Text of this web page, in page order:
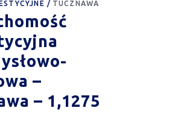
TUCZNAWA
–
– 1,1275